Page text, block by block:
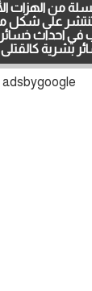
من الهزات
لثواني
بشرية كالقتلى
adsbygoogle